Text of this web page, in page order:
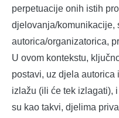
perpetuacije onih istih
djelovanja/komunikacije,
autorica/organizatorica,
U ovom kontekstu,
postavi, uz djela
izlažu (ili će tek izlagati),
su kao takvi, djelima